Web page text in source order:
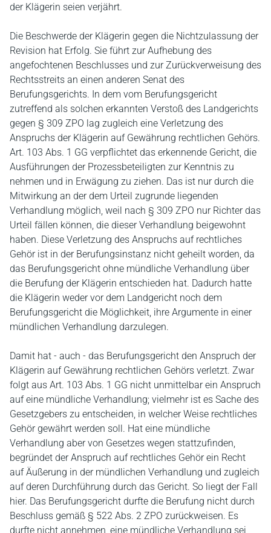
der Klägerin seien verjährt.
Die Beschwerde der Klägerin gegen die Nichtzulassung der
Revision hat Erfolg. Sie führt zur Aufhebung des
angefochtenen Beschlusses und zur Zurückverweisung des
Rechtsstreits an einen anderen Senat des
Berufungsgerichts. In dem vom Berufungsgericht
zutreffend als solchen erkannten Verstoß des Landgerichts
gegen § 309 ZPO lag zugleich eine Verletzung des
Anspruchs der Klägerin auf Gewährung rechtlichen Gehörs.
Art. 103 Abs. 1 GG verpflichtet das erkennende Gericht, die
Ausführungen der Prozessbeteiligten zur Kenntnis zu
nehmen und in Erwägung zu ziehen. Das ist nur durch die
Mitwirkung an der dem Urteil zugrunde liegenden
Verhandlung möglich, weil nach § 309 ZPO nur Richter das
Urteil fällen können, die dieser Verhandlung beigewohnt
haben. Diese Verletzung des Anspruchs auf rechtliches
Gehör ist in der Berufungsinstanz nicht geheilt worden, da
das Berufungsgericht ohne mündliche Verhandlung über
die Berufung der Klägerin entschieden hat. Dadurch hatte
die Klägerin weder vor dem Landgericht noch dem
Berufungsgericht die Möglichkeit, ihre Argumente in einer
mündlichen Verhandlung darzulegen.
Damit hat - auch - das Berufungsgericht den Anspruch der
Klägerin auf Gewährung rechtlichen Gehörs verletzt. Zwar
folgt aus Art. 103 Abs. 1 GG nicht unmittelbar ein Anspruch
auf eine mündliche Verhandlung; vielmehr ist es Sache des
Gesetzgebers zu entscheiden, in welcher Weise rechtliches
Gehör gewährt werden soll. Hat eine mündliche
Verhandlung aber von Gesetzes wegen stattzufinden,
begründet der Anspruch auf rechtliches Gehör ein Recht
auf Äußerung in der mündlichen Verhandlung und zugleich
auf deren Durchführung durch das Gericht. So liegt der Fall
hier. Das Berufungsgericht durfte die Berufung nicht durch
Beschluss gemäß § 522 Abs. 2 ZPO zurückweisen. Es
durfte nicht annehmen, eine mündliche Verhandlung sei